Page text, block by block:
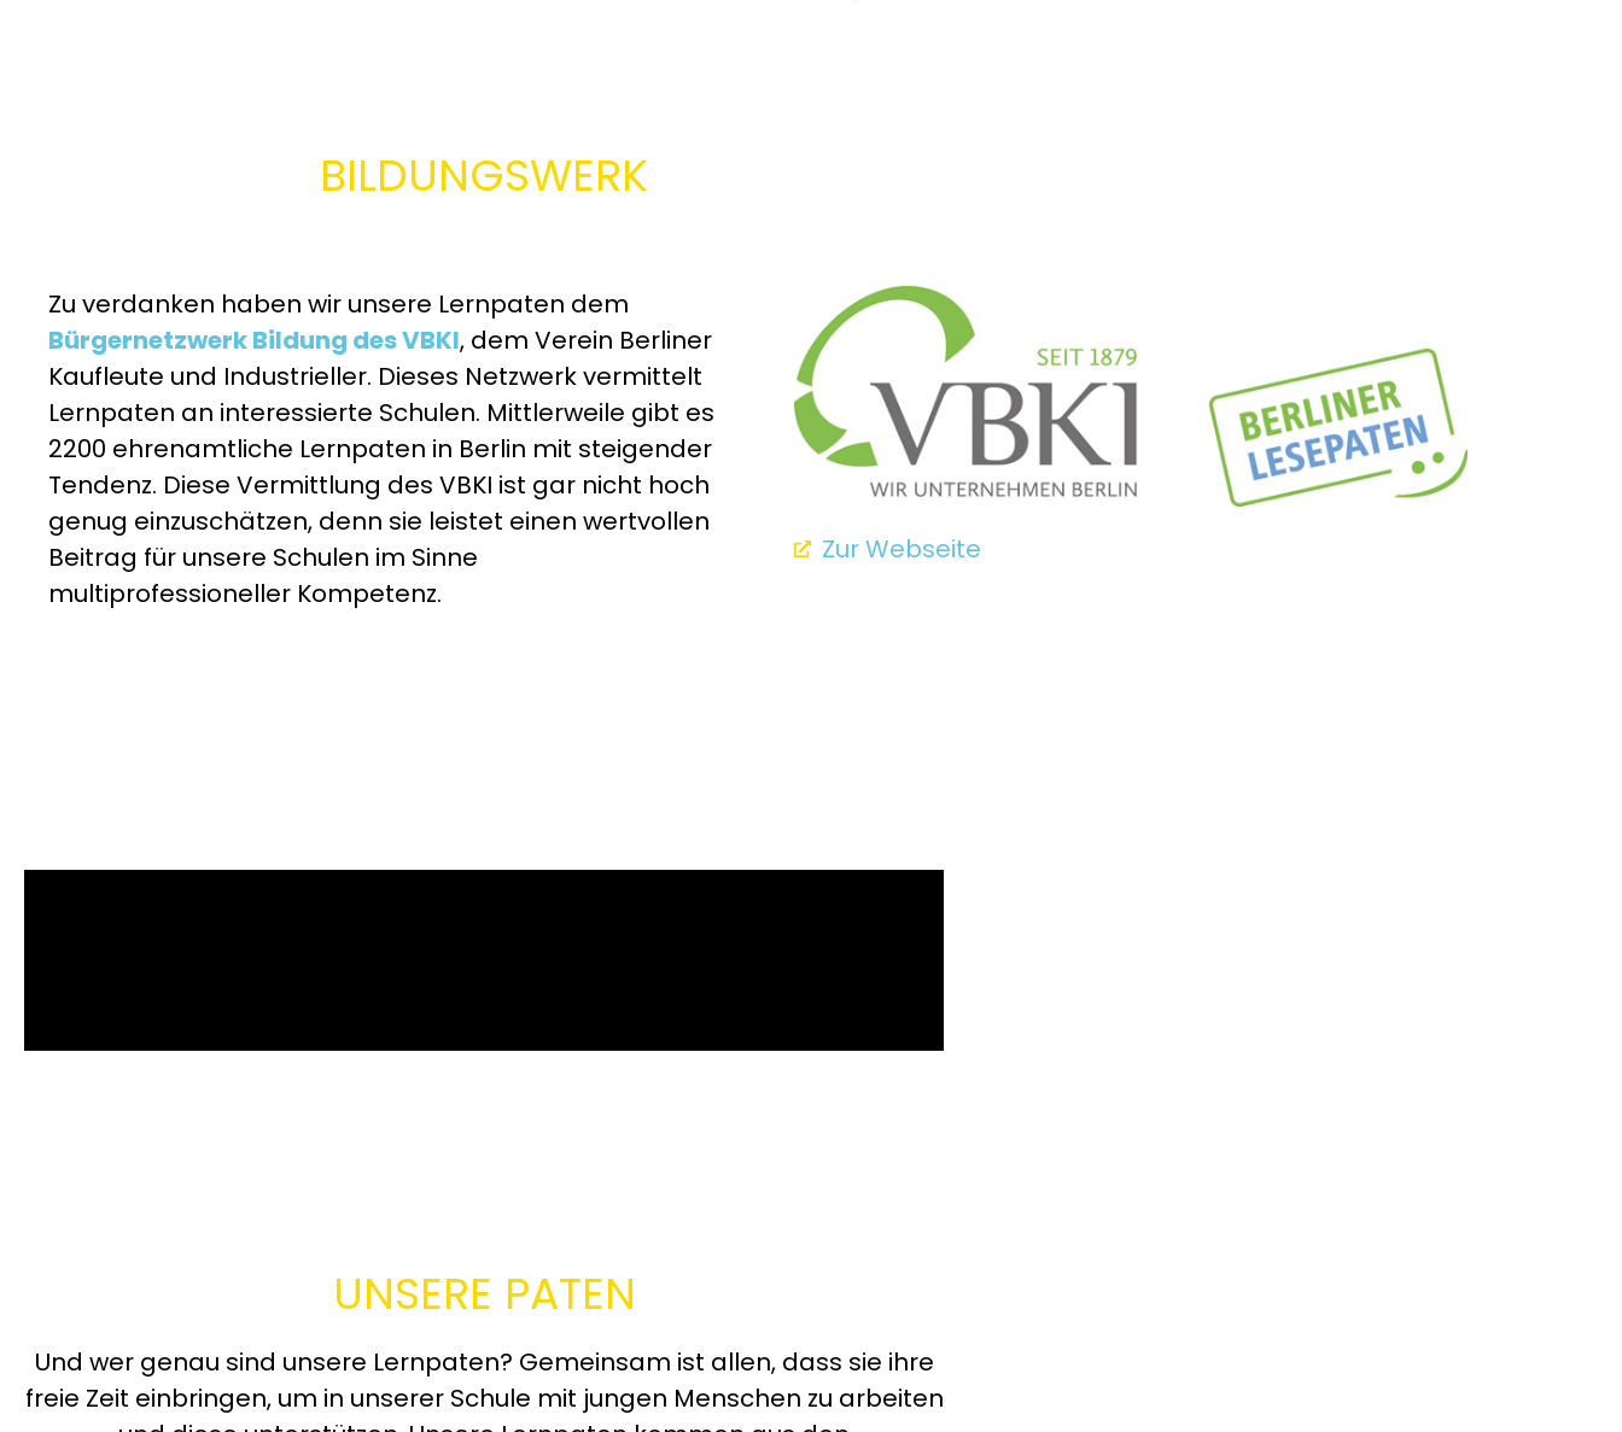
BILDUNGSWERK
Zu verdanken haben wir unsere Lernpaten dem
Bürgernetzwerk Bildung des VBKI, dem Verein Berliner
Kaufleute und Industrieller. Dieses Netzwerk vermittelt
Lernpaten an interessierte Schulen. Mittlerweile gibt es
2200 ehrenamtliche Lernpaten in Berlin mit steigender
Tendenz. Diese Vermittlung des VBKI ist gar nicht hoch
genug einzuschätzen, denn sie leistet einen wertvollen
Beitrag für unsere Schulen im Sinne
multiprofessioneller Kompetenz.
Zur Webseite
UNSERE PATEN
Und wer genau sind unsere Lernpaten? Gemeinsam ist allen, dass sie ihre
freie Zeit einbringen, um in unserer Schule mit jungen Menschen zu arbeiten